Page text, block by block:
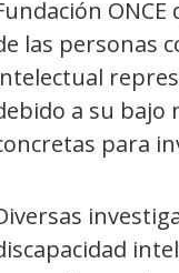
las personas
a su bajo
para